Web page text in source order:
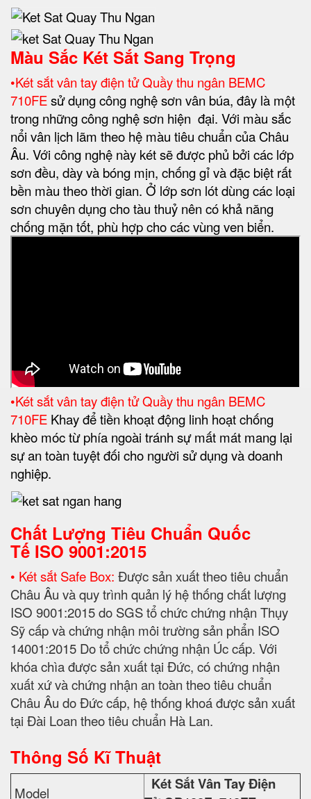
Màu Sắc Két Sắt Sang Trọng
•Két sắt vân tay điện tử Quầy thu ngân BEMC
710FEsử dụng công nghệ sơn vân búa, đây là một
trong những công nghệ sơn hiện đại. Với màu sắc
nổi vân lịch lãm theo hệ màu tiêu chuẩn của Châu
Âu. Với công nghệ này két sẽ được phủ bởi các lớp
sơn đều, dày và bóng mịn, chống gỉ và đặc biệt rất
bền màu theo thời gian. Ở lớp sơn lót dùng các loại
sơn chuyên dụng cho tàu thuỷ nên có khả năng
chống mặn tốt, phù hợp cho các vùng ven biển.
•Két sắt vân tay điện tử Quầy thu ngân BEMC
710FE Khay để tiền khoạt động linh hoạt chống
khèo móc từ phía ngoài tránh sự mất mát mang lại
sự an toàn tuyệt đối cho người sử dụng và doanh
nghiệp.
Chất Lượng Tiêu Chuẩn Quốc
Tế ISO 9001:2015
• Két sắt Safe Box: Được sản xuất theo tiêu chuẩn
Châu Âu và quy trình quản lý hệ thống chất lượng
ISO 9001:2015 do SGS tổ chức chứng nhận Thụy
Sỹ cấp và chứng nhận môi trường sản phẩn ISO
14001:2015 Do tổ chức chứng nhận Úc cấp. Với
khóa chìa được sản xuất tại Đức, có chứng nhận
xuất xứ và chứng nhận an toàn theo tiêu chuẩn
Châu Âu do Đức cấp, hệ thống khoá được sản xuất
tại Đài Loan theo tiêu chuẩn Hà Lan.
Thông Số Kĩ Thuật
Model Két SắtVân Tay Điện